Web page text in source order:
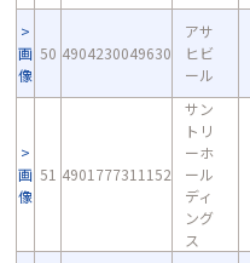
画
像
50 4904230049630
アサ
ヒビ
ール
画
像
51 4901777311152
サン
トリ
ーホ
ール
ディ
ング
ス